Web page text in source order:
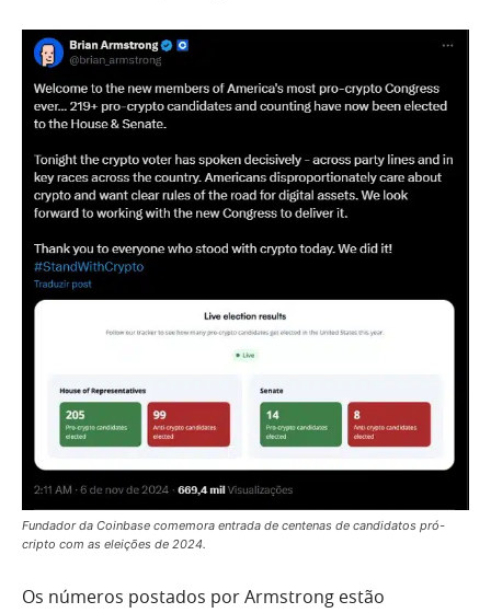
Fundador da Coinbase comemora entrada de centenas de candidatos pró-
cripto com as eleições de 2024.
Os números postados por Armstrong estão